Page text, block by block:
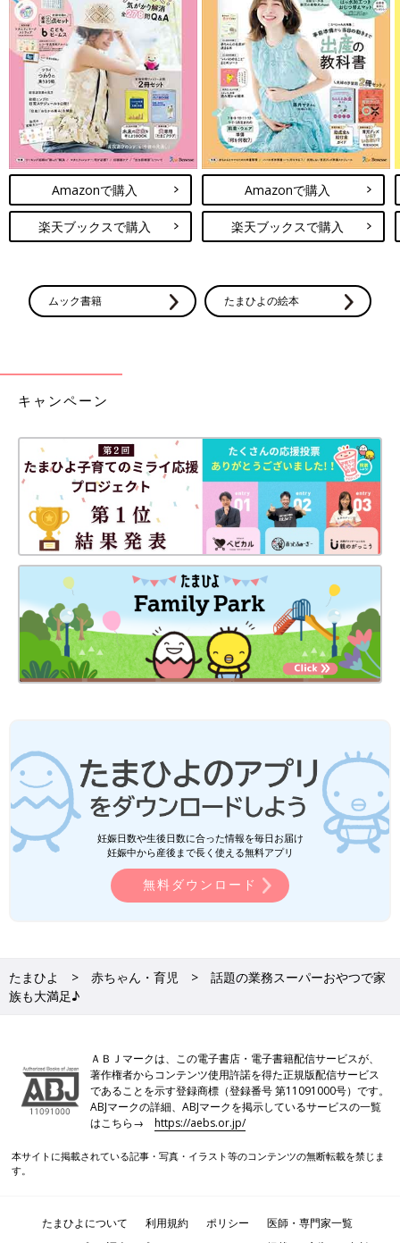
Amazonで購入
楽天ブックスで購入
Amazonで購入
楽天ブックスで購入
ムック書籍 たまひよの絵本
キャンペーン
妊娠日数や生後日数に合った情報を毎日お届け
妊娠中から産後まで長く使える無料アプリ
無料ダウンロード
たまひよ 赤ちゃん・育児
話題の業務スーパーおやつで家
族も大満足♪
ＡＢＪマークは、この電子書店・電子書籍配信サービスが、
著作権者からコンテンツ使用許諾を得た正規版配信サービス
であることを示す登録商標（登録番号 第11091000号）です。
ABJマークの詳細、ABJマークを掲示しているサービスの一覧
はこちら→https://aebs.or.jp/
本サイトに掲載されている記事・写真・イラスト等のコンテンツの無断転載を禁じま
す。
たまひよについて 利用規約 ポリシー
医師・専門家一覧